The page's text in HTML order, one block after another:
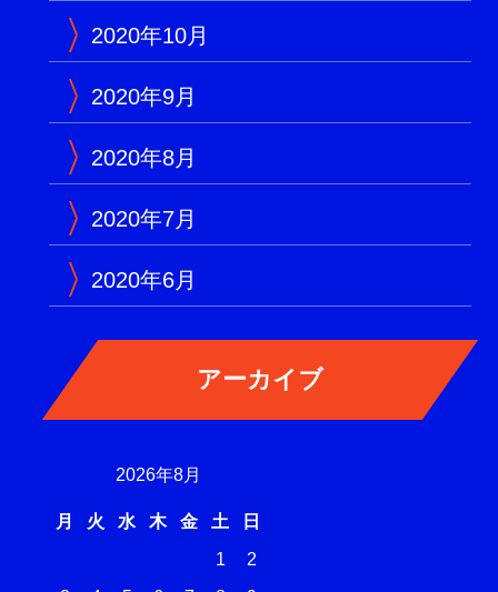
2020年10月
2020年9月
2020年8月
2020年7月
2020年6月
2026年8月
月 火 水 木 金 土
日
1
2